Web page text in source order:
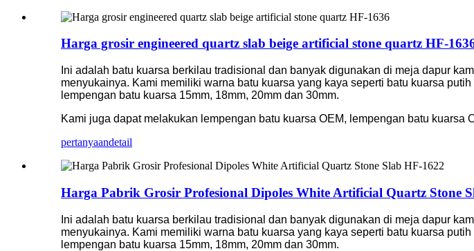
Harga grosir engineered quartz slab beige artificial stone quartz HF-
Ini adalah batu kuarsa berkilau tradisional dan banyak digunakan di meja dapur
menyukainya. Kami memiliki warna batu kuarsa yang kaya seperti batu kuarsa
lempengan batu kuarsa 15mm, 18mm, 20mm dan 30mm.
Kami juga dapat melakukan lempengan batu kuarsa OEM, lempengan batu kuarsa
pertanyaandetail
Harga Pabrik Grosir Profesional Dipoles White Artificial Quartz Stone
Ini adalah batu kuarsa berkilau tradisional dan banyak digunakan di meja dapur
menyukainya. Kami memiliki warna batu kuarsa yang kaya seperti batu kuarsa
lempengan batu kuarsa 15mm, 18mm, 20mm dan 30mm.